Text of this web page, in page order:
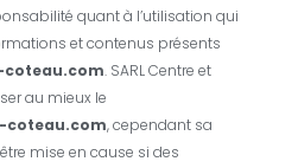
quant à l’utilisation qui
et contenus présents
. SARL Centre et
au mieux le
, cependant sa
mise en cause si des